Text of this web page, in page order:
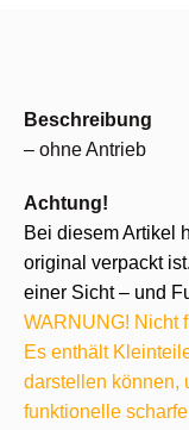
Beschreibung
– ohne Antrieb
Achtung!
Bei diesem Artikel
original verpackt
einer Sicht – und
WARNUNG! Nicht
Es enthält
darstellen können,
funktionelle